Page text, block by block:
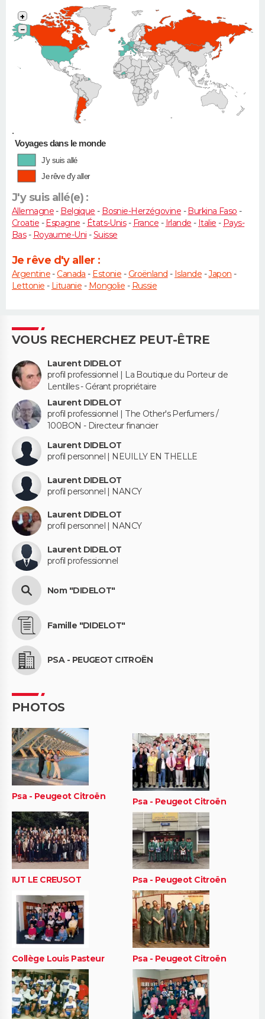
•
+
−
Voyages dans le monde
J'y suis allé
Je rêve d'y aller
J'y suis allé(e) :
Allemagne- Belgique - Bosnie-Herzégovine -Burkina Faso -
Croatie -Espagne - États-Unis- France - Irlande - Italie - Pays-
Bas- Royaume-Uni -Suisse
Je rêve d'y aller :
Argentine- Canada - Estonie - Groënland - Islande -Japon -
Lettonie - Lituanie - Mongolie - Russie
VOUS RECHERCHEZ PEUT-ÊTRE
Laurent DIDELOT
profil professionnel | La Boutique du Porteur de
Lentilles - Gérant propriétaire
Laurent DIDELOT
profil professionnel | The Other's Perfumers /
100BON - Directeur financier
Laurent DIDELOT
profil personnel | NEUILLY EN THELLE
Laurent DIDELOT
profil personnel | NANCY
Laurent DIDELOT
profil personnel | NANCY
Laurent DIDELOT
profil professionnel
Nom "DIDELOT"
Famille "DIDELOT"
PSA - PEUGEOT CITROËN
PHOTOS
Psa - Peugeot Citroën Psa - Peugeot Citroën
IUT LE CREUSOT Psa - Peugeot Citroën
Collège Louis Pasteur Psa - Peugeot Citroën